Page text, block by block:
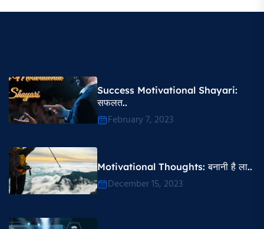
Success Motivational Shayari​:
सफलत..
February 7, 2023
Motivational Thoughts​: बनानी है ला..
December 15, 2023